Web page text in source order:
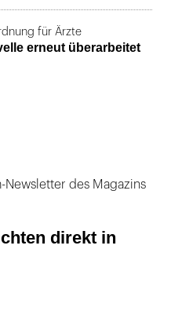
für Ärzte
erneut überarbeitet
des Magazins
direkt in